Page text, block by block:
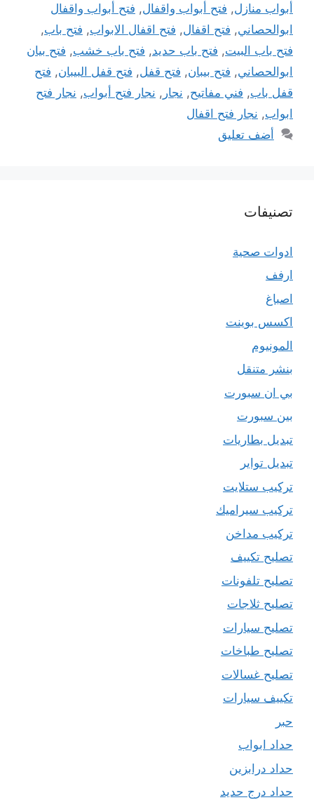
أبواب منازل, فتح أبواب واقفال, فتح أبواب واقفال
ابوالحصاني, فتح اقفال, فتح اقفال الابواب, فتح باب,
فتح باب البيت, فتح باب حديد, فتح باب خشب, فتح بيان
ابوالحصاني, فتح بيبان, فتح قفل, فتح قفل البيبان, فتح
قفل باب, فني مفاتيح, نجار , نجار فتح أبواب, نجار فتح
ابواب, نجار فتح اقفال
أضف تعليق
تصنيفات
ادوات صحية
ارفف
اصباغ
اكسس بوينت
المونيوم
بنشر متنقل
بي ان سبورت
بين سبورت
تبديل بطاريات
تبديل تواير
تركيب ستلايت
تركيب سيراميك
تركيب مداخن
تصليح تكييف
تصليح تلفونات
تصليح ثلاجات
تصليح سيارات
تصليح طباخات
تصليح غسالات
تكييف سيارات
حبر
حداد ابواب
حداد درابزين
حداد درج حديد